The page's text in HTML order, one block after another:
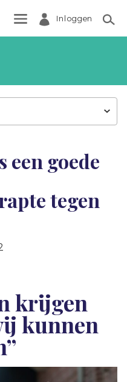
Inloggen
goede
tegen
krijgen
kunnen